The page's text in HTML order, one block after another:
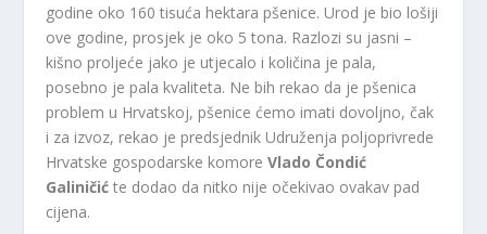
godine oko 160 tisuća hektara pšenice. Urod je bio lošiji
ove godine, prosjek je oko 5 tona. Razlozi su jasni –
kišno proljeće jako je utjecalo i količina je pala,
posebno je pala kvaliteta. Ne bih rekao da je pšenica
problem u Hrvatskoj, pšenice ćemo imati dovoljno, čak
i za izvoz, rekao je predsjednik Udruženja poljoprivrede
Hrvatske gospodarske komoreVlado Čondić
Galiničić te dodao da nitko nije očekivao ovakav pad
cijena.